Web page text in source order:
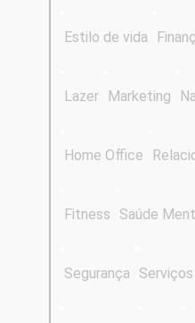
Estilo de vida
Lazer Marketing
Home Office
Fitness Saúde
Segurança Serviços